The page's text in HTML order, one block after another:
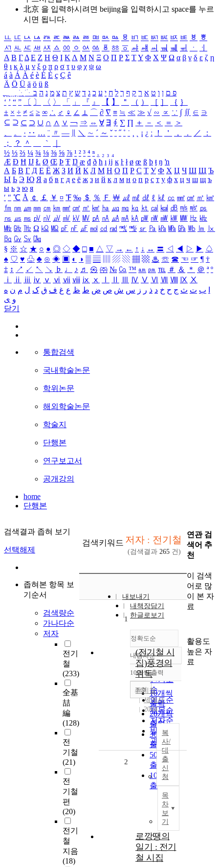
北京 을 입력하시려면 beijing을 입력하시고 space를 누르
시면 됩니다.
ㅥ ㅦ ㅧ ㅨ ㅩ ㅪ ㅫ ㅬ ㅭ ㅮ ㅯ ㅰ ㅱ ㅲ ㅳ ㅴ ㅵ ㅶ ㅷ ㅸ
ㅹ
ㅺ ㅻ ㅼ ㅽ ㅾ ㅿ ㆀ ㆁ ㆂ ㆃ ㆄ ㆅ ㆆ ㆇ ㆈ ㆉ ㆊ ㆋ ㆌ ㆍ
ㆎ
Α Β ΓΔ Ε Ζ Η Θ Ι ΚΛ Μ Ν Ξ Ο Π Ρ Σ ΤΥ Φ Χ Ψ Ω α β γ δ ε ζ η
θ ι κ λ μ ν ξ ο π ρ σ τ υ φ χ ψ ω
á à Á À é è É È ç Ç ê
Ä Ö Ü ä ö ü ß
ִֶֹ ֻּ ׁׂ פ ם ן ו ט א ר ק ף ך ל ח י ע כ ג ד ש ץ ת צ מ נ ה ב
‘ ’ “ ” 〔 〕 〈 〉 「 」 『 』 【 】 ＂ （ ） ［ ］ ｛ ｝
± × ÷ ≠ ≤ ≥ ∞ ∴ ♂ ♀ ∠ ⊥ ⌒ ∂ ∇ ≡ ≒ ≪ ≫ √ ∽ ∝ ∵ ∫ ∬ ∈ ∋
⊆ ⊇ ⊂ ⊃ ∪ ∩ ∧ ∨ ￢ ⇒ ⇔ ∀ ∃ ∮ ∑ ∏ ＋ － ＜ ＝
＞
、
。 · ‥ … ¨ 〃 ― ＼ ∼ ´ ～ ˇ ˘ ˝ ˚ ˙ ¸ ¡ ¿ ː ！ ＇ ， ． ／
：
；
？ ＾ ｀
½ ⅓ ⅔ ¼ ¾ ⅛ ⅜ ⅝ ⅞ ¹ ² ³ ⁴ ⁿ ₁ ₂ ₃ ₄
Æ Ð Ħ Ĳ Ł Ø Œ Þ Ŧ Ŋ æ đ ð ħ ı ĳ ĸ ŀ ł ø œ ß þ ŧ ŋ ŉ
А Б В Г Д Е Ё Ж З И Й К Л М Н О П Р С Т У Ф Х Ц Ч Ш Щ Ъ
Ы Ь Э Ю Я а б в г д е ё ж з и й к л м н о п р с т у ф х ц ч ш щ ъ
ы ь э ю я
′ ″ ℃ Å ￠ ￡ ￥ ¤ ℉ ‰ ＄ ％ Ｆ ￦ ㎕ ㎖ ㎗ ℓ ㎘ ㏄ ㎣ ㎤ ㎥ ㎦
㎙ ㎚ ㎛ ㎜ ㎝ ㎞ ㎟ ㎠ ㎡ ㎢ ㏊ ㎍ ㎎ ㎏ ㏏ ㎈ ㎉ ㏈ ㎧ ㎨ ㎰
㎱ ㎲ ㎳ ㎴ ㎵ ㎶ ㎷ ㎸ ㎹ ㎀ ㎁ ㎂ ㎃ ㎄ ㎺ ㎻ ㎽ ㎾ ㎿ ㎐ ㎑
㎒ ㎓ ㎔ Ω ㏀ ㏁ ㎊ ㎋ ㎌ ㏖ ㏅ ㎭ ㎮ ㎯ ㏛ ㎩ ㎪ ㎫ ㎬ ㏝ ㏐
㏓
㏃ ㏉ ㏜ ㏆
§ ※ ☆ ★ ○ ● ◎ ◇ ◆ □ ■ △ ▽ → ← ↑ ↓ ↔ 〓 ◁ ◀ ▷ ▶ ♤
♠ ♡ ♥ ♧ ♣ ⊙ ◈ ▣ ◐ ◑ ▒ ▤ ▨ ▧ ▦ ▩ ♨ ☏ ☎ ☜ ☞ ¶ †
‡ ↕ ↗ ↙ ↖ ↘ ♭ ♩ ♪ ♬ ㉿ ㈜ № ㏇ ™ ㏂ ㏘ ℡ ＃ ＆ ＊ ＠ ª º
ⅰ
ⅱ ⅲ ⅳ ⅴ ⅵ ⅶ ⅷ ⅸ ⅹ Ⅳ Ⅴ Ⅵ Ⅶ Ⅷ Ⅸ Ⅹ
ب ت ث ج ح خ د ذ ر ز س ش ص ض ط ظ ع غ ف ق ک ل م ن ه
و ی
닫기
통합검색
국내학술논문
학위논문
해외학술논문
학술지
단행본
연구보고서
공개강의
home
단행본
검색결과 좁혀 보기
선택해제
좁혀본 항목 보
기순서
검색량순
가나다순
저자
전기
철
(233)
全基
喆
編
(128)
전
기철
(21)
전
기철
편
(20)
전기
철
지음
(18)
검색키워드 저자 : 전기철
(검색결과 265 건)
내보내기
내책장담기
한글로보기
정확도순
정확도
순
인기도
순
연도순
제목순
저자순
발행기
관순
내림차순
내림차순
10개씩 출력
10개씩
출력
20개씩
출력
30개씩
출력
50개씩
출력
100개씩
출력
조회
1
(전기철 시
집)풍경의
위독
전기철
세계사
2004
복
사/
대
출
신
청
목
차
보
기
2
로깡땡의
일기 : 전기
철 시집
연관 검
색어 추
천
이 검색
어로 많
이 본 자
료
활용도
높은 자
료